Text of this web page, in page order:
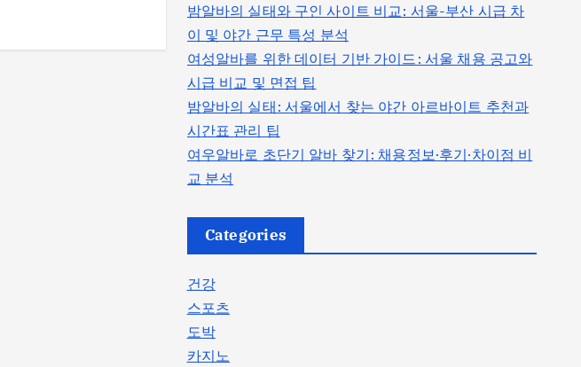
밤알바의 실태와 구인 사이트 비교: 서울-부산 시급 차
이 및 야간 근무 특성 분석
여성알바를 위한 데이터 기반 가이드: 서울 채용 공고와
시급 비교 및 면접 팁
밤알바의 실태: 서울에서 찾는 야간 아르바이트 추천과
시간표 관리 팁
여우알바로 초단기 알바 찾기: 채용정보·후기·차이점 비
교 분석
Categories
건강
스포츠
도박
카지노